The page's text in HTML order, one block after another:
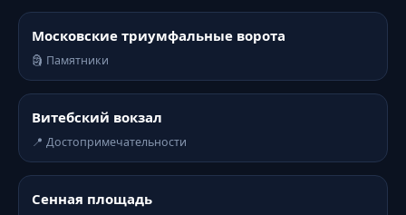
Московские триумфальные ворота
🗿 Памятники
Витебский вокзал
📍 Достопримечательности
Сенная площадь